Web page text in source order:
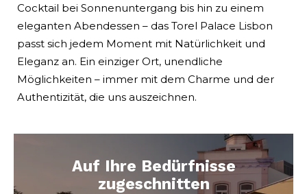
Auf Ihre Bedürfnisse
zugeschnitten
Cocktail bei Sonnenuntergang bis hin zu einem
eleganten Abendessen – das Torel Palace Lisbon
passt sich jedem Moment mit Natürlichkeit und
Eleganz an. Ein einziger Ort, unendliche
Möglichkeiten – immer mit dem Charme und der
Authentizität, die uns auszeichnen.